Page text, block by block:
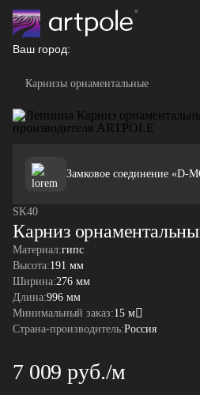
Ваш город:
Карнизы орнаментальные
Замковое соединение «D-
SK40
Карниз
Материал:гипс
Высота:191 мм
Ширина:276 мм
Длина:996 мм
Минимальный заказ:15 м
Страна-производитель:Россия
7 009 руб./м